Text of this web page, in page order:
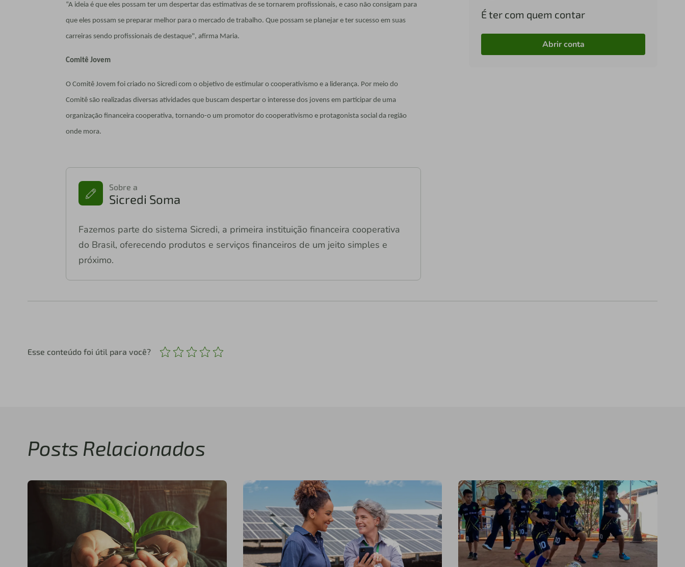
“A ideia é que eles possam ter um despertar das estimativas de se tornarem profissionais, e caso não consigam para
que eles possam se preparar melhor para o mercado de trabalho. Que possam se planejar e ter sucesso em suas
carreiras sendo profissionais de destaque", afirma Maria.
Comitê Jovem
O Comitê Jovem foi criado no Sicredi com o objetivo de estimular o cooperativismo e a liderança. Por meio do
Comitê são realizadas diversas atividades que buscam despertar o interesse dos jovens em participar de uma
organização financeira cooperativa, tornando-o um promotor do cooperativismo e protagonista social da região
onde mora.
Sobre a
Sicredi Soma
Fazemos parte do sistema Sicredi, a primeira instituição financeira cooperativa
do Brasil, oferecendo produtos e serviços financeiros de um jeito simples e
próximo.
É ter com quem contar
Abrir conta
Esse conteúdo foi útil para você?
Posts Relacionados